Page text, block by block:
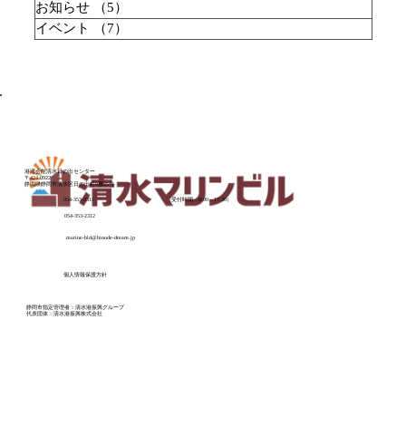
【終了】第8回 世界で一番やさしい模型
教室 2026.6.6(土)7(日)
お知らせ
（5）
イベント
（7）
​港湾会館清水日の出センター
〒424-0922
静岡県静岡市清水区日の出町9番25号
054-353-2311 （受付時間：9:00～17:30）
054-353-2312
marine-bld@hinode-dream.jp
個人情報保護方針
静岡市指定管理者：清水港振興グループ
代表団体：清水港振興株式会社